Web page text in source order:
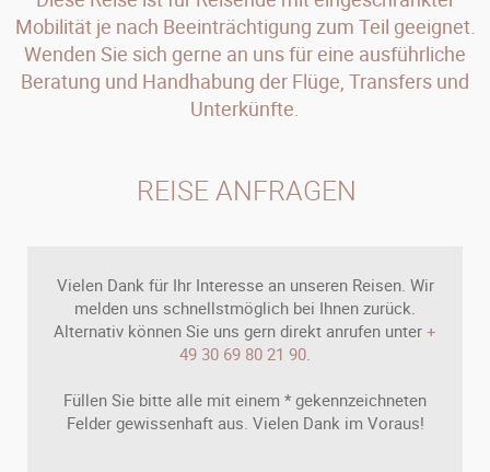
Mobilität je nach Beeinträchtigung zum Teil geeignet.
Wenden Sie sich gerne an uns für eine ausführliche
Beratung und Handhabung der Flüge, Transfers und
Unterkünfte.
REISE ANFRAGEN
Vielen Dank für Ihr Interesse an unseren Reisen. Wir
melden uns schnellstmöglich bei Ihnen zurück.
Alternativ können Sie uns gern direkt anrufen unter +
49 30 69 80 21 90.
Füllen Sie bitte alle mit einem * gekennzeichneten
Felder gewissenhaft aus. Vielen Dank im Voraus!